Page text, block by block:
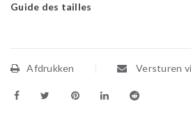
Guide des tailles
Afdrukken Versturen